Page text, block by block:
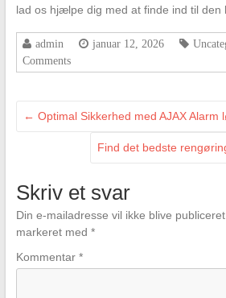
lad os hjælpe dig med at finde ind til den
admin januar 12, 2026
Comments
← Optimal Sikkerhed med AJAX Alarm
Find det bedste
Skriv et svar
Din e-mailadresse vil ikke blive publiceret.
markeret med *
Kommentar *